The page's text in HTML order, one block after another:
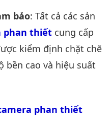
bảo: Tất cả các sản
phan thiết cung cấp
kiểm định chặt chẽ
bền cao và hiệu suất
phan thiết